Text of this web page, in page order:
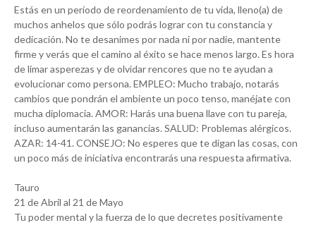
Estás en un período de reordenamiento de tu vida, lleno(a) de
muchos anhelos que sólo podrás lograr con tu constancia y
dedicación. No te desanimes por nada ni por nadie, mantente
firme y verás que el camino al éxito se hace menos largo. Es hora
de limar asperezas y de olvidar rencores que no te ayudan a
evolucionar como persona. EMPLEO: Mucho trabajo, notarás
cambios que pondrán el ambiente un poco tenso, manéjate con
mucha diplomacia. AMOR: Harás una buena llave con tu pareja,
incluso aumentarán las ganancias. SALUD: Problemas alérgicos.
AZAR: 14-41. CONSEJO: No esperes que te digan las cosas, con
un poco más de iniciativa encontrarás una respuesta afirmativa.
Tauro
21 de Abril al 21 de Mayo
Tu poder mental y la fuerza de lo que decretes positivamente